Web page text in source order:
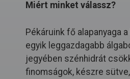
Miért minket válassz?
Pékáruink fő alapanyaga
egyik leggazdagabb
jegyében szénhidrát
finomságok, készre